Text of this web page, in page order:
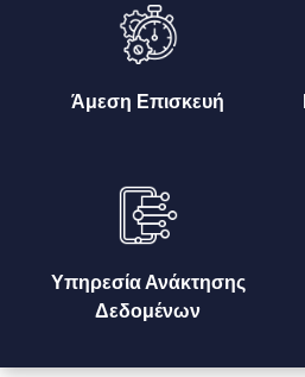
Άμεση Επισκευή
Υπηρεσία Ανάκτησης
Δεδομένων